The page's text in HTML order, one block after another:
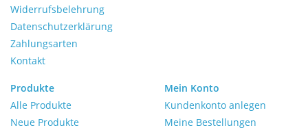
Widerrufsbelehrung
Datenschutzerklärung
Zahlungsarten
Kontakt
Produkte
Alle Produkte
Neue Produkte
Mein Konto
Kundenkonto anlegen
Meine Bestellungen